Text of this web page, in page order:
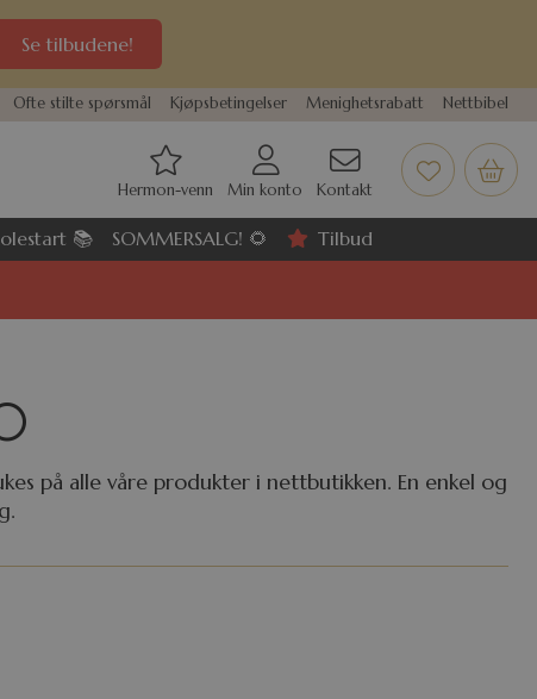
Se tilbudene!
Ofte stilte spørsmål Kjøpsbetingelser Menighetsrabatt Nettbibel
Hermon-venn Min konto Kontakt
📚 SOMMERSALG! 🌻 Tilbud
på alle våre produkter i nettbutikken. En enkel og